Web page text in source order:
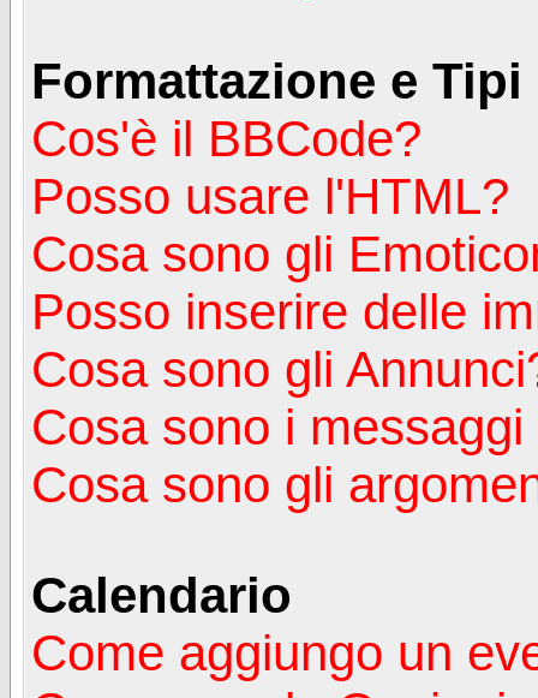
Formattazione e
Cos'è il BBCode?
Posso usare l'HTML?
Cosa sono gli
Posso inserire delle
Cosa sono gli
Cosa sono i
Cosa sono gli
Calendario
Come aggiungo un